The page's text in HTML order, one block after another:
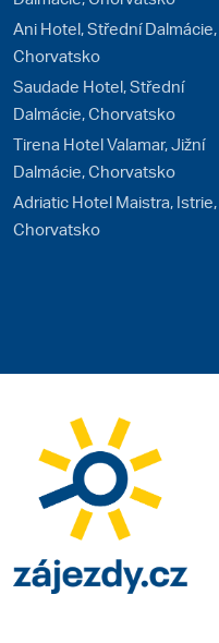
Ani Hotel, Střední Dalmácie,
Chorvatsko
Saudade Hotel, Střední
Dalmácie, Chorvatsko
Tirena Hotel Valamar, Jižní
Dalmácie, Chorvatsko
Adriatic Hotel Maistra, Istrie,
Chorvatsko